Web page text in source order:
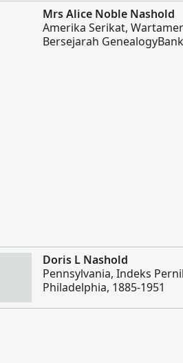
Mrs Alice Noble Nashold
Amerika Serikat,
Bersejarah
Doris L Nashold
Pennsylvania, Indeks
Philadelphia, 1885-1951